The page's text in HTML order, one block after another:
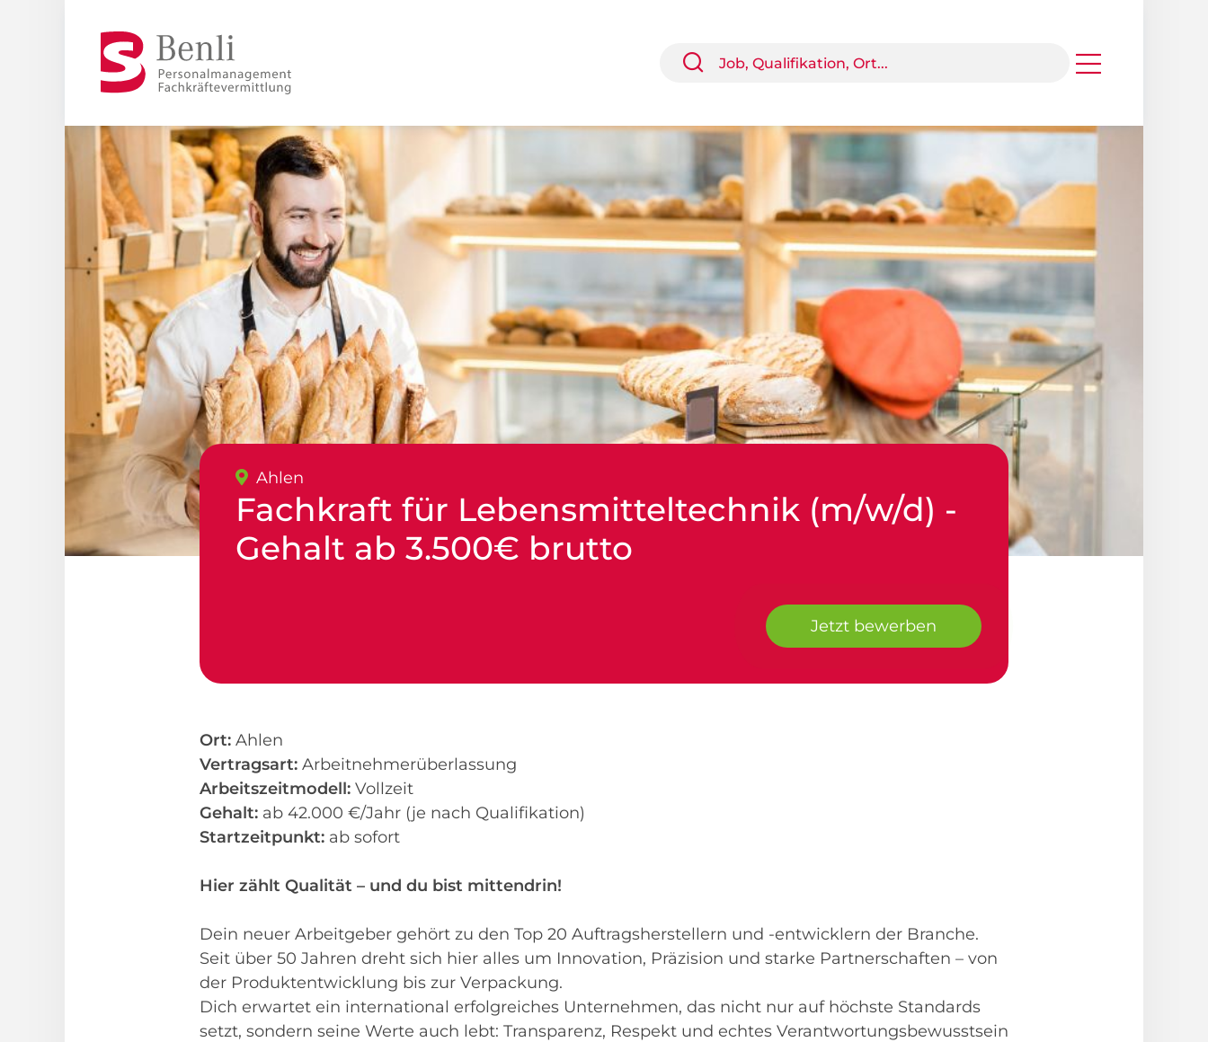
Ahlen
Fachkraft für Lebensmitteltechnik (m/w/d) -
Gehalt ab 3.500€ brutto
Jetzt bewerben
Ort: Ahlen
Vertragsart: Arbeitnehmerüberlassung
Arbeitszeitmodell: Vollzeit
Gehalt: ab 42.000 €/Jahr (je nach Qualifikation)
Startzeitpunkt: ab sofort
Hier zählt Qualität – und du bist mittendrin!
Dein neuer Arbeitgeber gehört zu den Top 20 Auftragsherstellern und -entwicklern der Branche.
Seit über 50 Jahren dreht sich hier alles um Innovation, Präzision und starke Partnerschaften – von
der Produktentwicklung bis zur Verpackung.
Dich erwartet ein international erfolgreiches Unternehmen, das nicht nur auf höchste Standards
setzt, sondern seine Werte auch lebt: Transparenz, Respekt und echtes Verantwortungsbewusstsein